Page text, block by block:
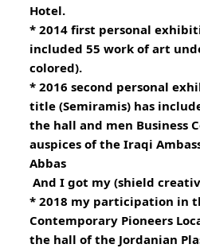
Hotel.
* 2014 first personal
included 55 work of art
colored).
* 2016 second personal
title (Semiramis) has
the hall and men Business
auspices of the Iraqi
Abbas
And I got my (shield
* 2018 my participation in
Contemporary Pioneers
the hall of the Jordanian